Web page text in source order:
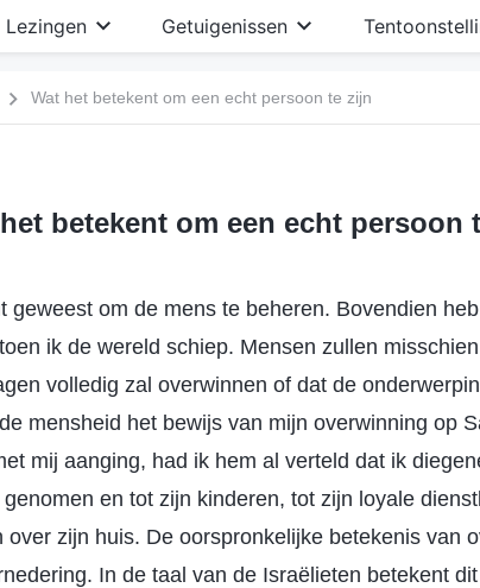
Lezingen Getuigenissen
Wat het betekent om een echt persoon te zijn
betekent om een echt persoon
geweest om de mens te beheren. Bovendien
ik de wereld schiep. Mensen zullen
volledig zal overwinnen of dat de
mensheid het bewijs van mijn overwinning op
mij aanging, had ik hem al verteld dat ik
en tot zijn kinderen, tot zijn loyale
over zijn huis. De oorspronkelijke betekenis van
In de taal van de Israëlieten betekent